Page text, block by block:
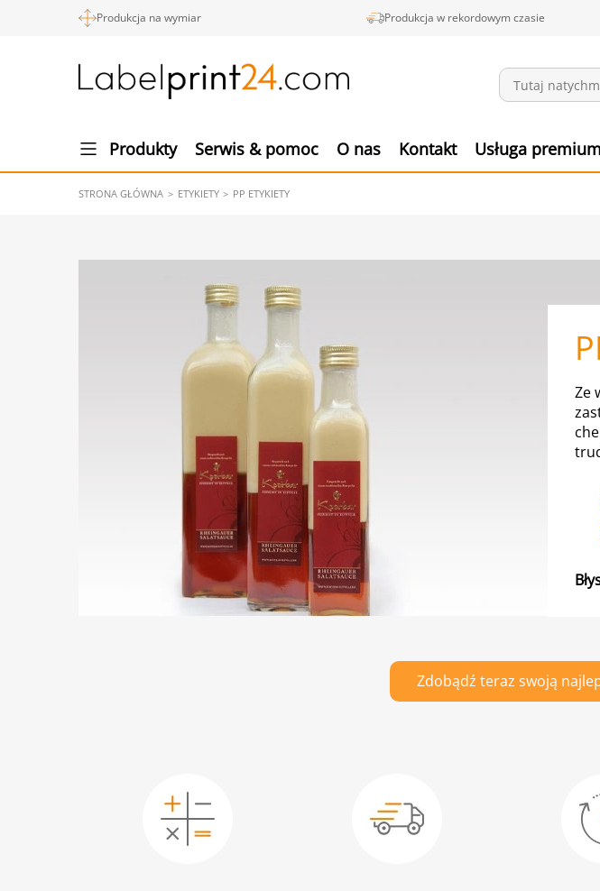
Produkcja na wymiar Produkcja w rekordowym czasie
Produkty Serwis & pomoc O nas Kontakt Usługa premium
STRONA GŁÓWNA ETYKIETY PP ETYKIETY
Ze
Zdobądź teraz swoją